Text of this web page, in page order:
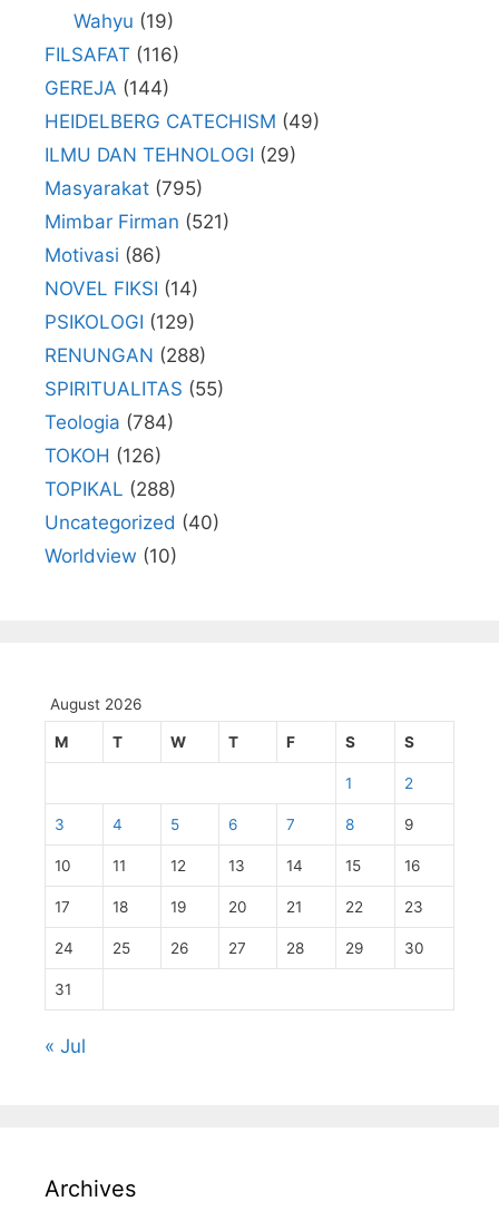
Wahyu (19)
FILSAFAT (116)
GEREJA (144)
HEIDELBERG CATECHISM (49)
ILMU DAN TEHNOLOGI (29)
Masyarakat (795)
Mimbar Firman (521)
Motivasi (86)
NOVEL FIKSI (14)
PSIKOLOGI (129)
RENUNGAN (288)
SPIRITUALITAS (55)
Teologia (784)
TOKOH (126)
TOPIKAL (288)
Uncategorized (40)
Worldview (10)
August 2026
M T W T F S S
1 2
3 4 5 6 7 8 9
10 11 12 13 14 15 16
17 18 19 20 21 22 23
24 25 26 27 28 29 30
31
« Jul
Archives